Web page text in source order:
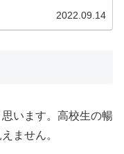
2022.09.14
います。高校生の暢
ません。